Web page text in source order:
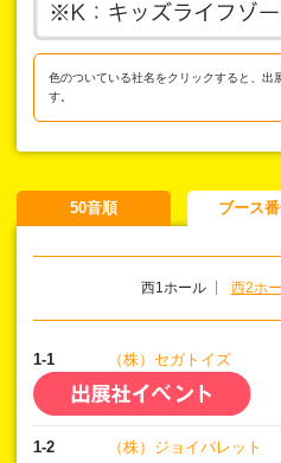
色のついている社名をクリックすると、出
す。
50音順 ブース
西1ホール 西2ホ
1-1 （株）セガトイズ
1-2 （株）ジョイパレット